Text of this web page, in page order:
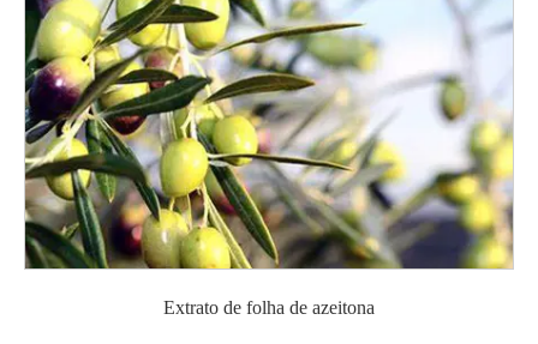
Extrato de folha de azeitona